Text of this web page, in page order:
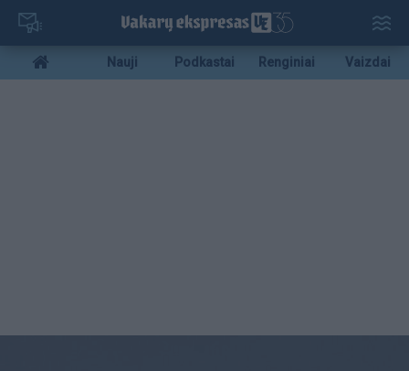
Pereiti
pagrindinį
turinį
Mobile
menu
Nauji Podkastai Renginiai Vaizdai